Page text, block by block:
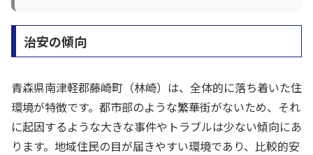
治安の傾向
青森県南津軽郡藤崎町（林崎）は、全体的に落ち着いた住
環境が特徴です。都市部のような繁華街がないため、それ
に起因するような大きな事件やトラブルは少ない傾向にあ
ります。地域住民の目が届きやすい環境であり、比較的安